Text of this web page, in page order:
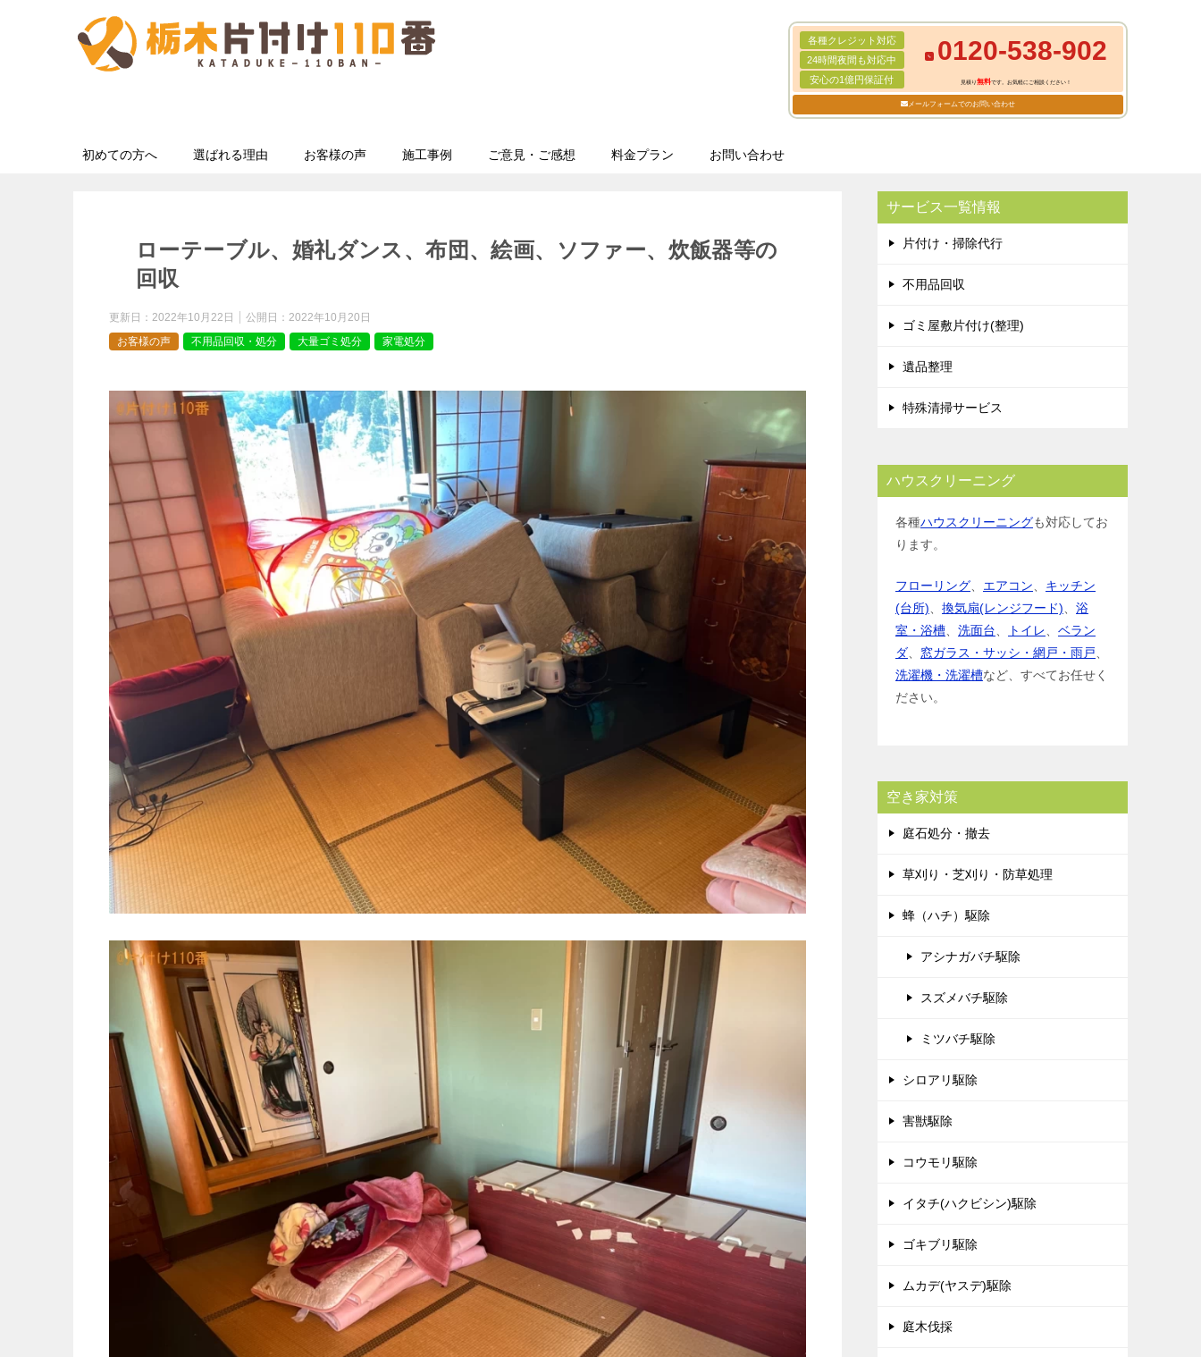
各種クレジット対応
24時間夜間も対応中
安心の1億円保証付
0120-538-902
見積り無料です。お気軽にご相談ください！
メールフォームでのお問い合わせ
初めての方へ 選ばれる理由 お客様の声 施工事例 ご意見・ご感想 料金プラン お問い合わせ
ローテーブル、婚礼ダンス、布団、絵画、ソファー、炊飯器等の
回収
更新日： 2022年10月22日 公開日： 2022年10月20日
お客様の声
不用品回収・処分 大量ゴミ処分 家電処分
サービス一覧情報
片付け・掃除代行
不用品回収
ゴミ屋敷片付け(整理)
遺品整理
特殊清掃サービス
ハウスクリーニング
各種ハウスクリーニングも対応してお
ります。
フローリング エアコン
キッチン
(台所)
換気扇(レンジフード)
浴
室・浴槽
洗面台 トイレ
ベラン
ダ
窓ガラス・サッシ・網戸・雨戸
洗濯機・洗濯槽など、すべてお任せく
ださい。
空き家対策
庭石処分・撤去
草刈り・芝刈り・防草処理
蜂（ハチ）駆除
アシナガバチ駆除
スズメバチ駆除
ミツバチ駆除
シロアリ駆除
害獣駆除
コウモリ駆除
イタチ(ハクビシン)駆除
ゴキブリ駆除
ムカデ(ヤスデ)駆除
庭木伐採